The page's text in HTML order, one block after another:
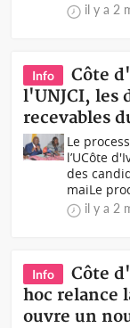
il y a 2
Info
Côte
l'UNJCI, les
recevables
Le
l’UCôte
des
maiLe
il y a 2
Info
Côte
hoc relance
ouvre un